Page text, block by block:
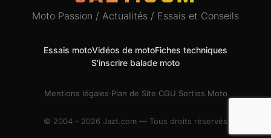
Moto Passion / Actualités / Essais et Conseils
Essais motoVidéos de motoFiches techniques
S'inscrire balade moto
Mentions légales·Plan de Site·CGU Sorties Moto
© 2004 - 2026 Jazt.com — Tous droits réservés